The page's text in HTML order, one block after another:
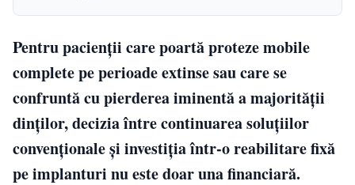
Pentru pacienții care poartă proteze mobile
complete pe perioade extinse sau care se
confruntă cu pierderea iminentă a majorității
dinților, decizia între continuarea soluțiilor
convenționale și investiția într-o reabilitare fixă
pe implanturi nu este doar una financiară.